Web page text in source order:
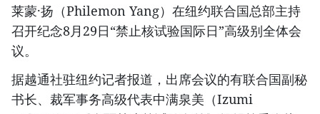
莱蒙·扬（Philemon Yang）在纽约联合国总部主持
召开纪念8月29日“禁止核试验国际日”高级别全体会
议。
据越通社驻纽约记者报道，出席会议的有联合国副秘
书长、裁军事务高级代表中满泉美（Izumi